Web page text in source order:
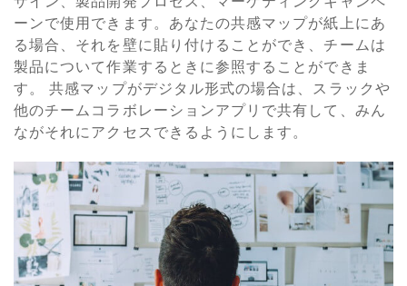
ーンで使用できます。あなたの共感マップが紙上にあ
る場合、それを壁に貼り付けることができ、チームは
製品について作業するときに参照することができま
す。 共感マップがデジタル形式の場合は、スラックや
他のチームコラボレーションアプリで共有して、みん
ながそれにアクセスできるようにします。